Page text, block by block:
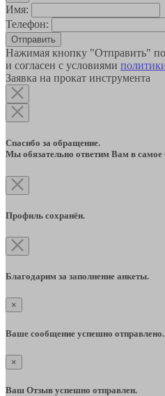
Имя:
Телефон:
Отправить
Нажимая кнопку "Отправить"
и согласен с условиями
Заявка на прокат инструмента
Спасибо за обращение.
Мы обязательно ответим Вам в
Профиль сохранён.
Благодарим за заполнение анкеты.
×
Ваше сообщение успешно отправлено.
×
Ваш Отзыв успешно отправлен.